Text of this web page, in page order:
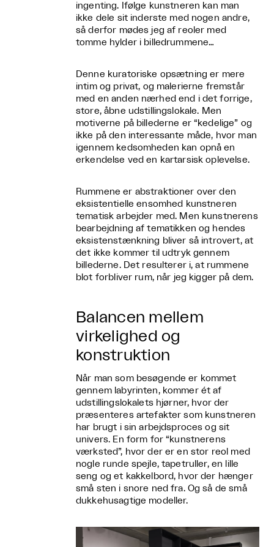
ingenting. Ifølge kunstneren kan man
ikke dele sit inderste med nogen andre,
så derfor mødes jeg af reoler med
tomme hylder i billedrummene…
Denne kuratoriske opsætning er mere
intim og privat, og malerierne fremstår
med en anden nærhed end i det forrige,
store, åbne udstillingslokale. Men
motiverne på billederne er “kedelige” og
ikke på den interessante måde, hvor man
igennem kedsomheden kan opnå en
erkendelse ved en kartarsisk oplevelse.
Rummene er abstraktioner over den
eksistentielle ensomhed kunstneren
tematisk arbejder med. Men kunstnerens
bearbejdning af tematikken og hendes
eksistenstænkning bliver så introvert, at
det ikke kommer til udtryk gennem
billederne. Det resulterer i, at rummene
blot forbliver rum, når jeg kigger på dem.
Balancen mellem
virkelighed og
konstruktion
Når man som besøgende er kommet
gennem labyrinten, kommer ét af
udstillingslokalets hjørner, hvor der
præsenteres artefakter som kunstneren
har brugt i sin arbejdsproces og sit
univers. En form for “kunstnerens
værksted”, hvor der er en stor reol med
nogle runde spejle, tapetruller, en lille
seng og et kakkelbord, hvor der hænger
små sten i snore ned fra. Og så de små
dukkehusagtige modeller.